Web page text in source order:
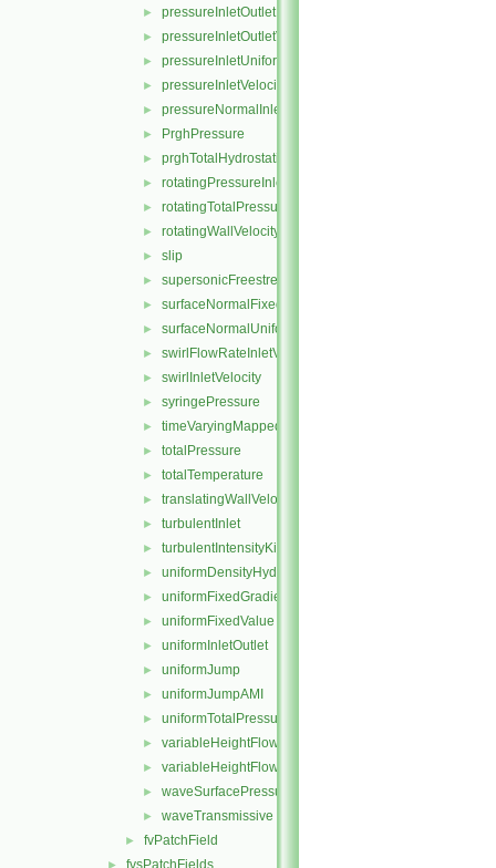
► pressureInletOutletParSlipVelocity
► pressureInletOutletVelocity
► pressureInletUniformVelocity
► pressureInletVelocity
► pressureNormalInletOutletVelocity
► PrghPressure
► prghTotalHydrostaticPressure
► rotatingPressureInletOutletVelocity
► rotatingTotalPressure
► rotatingWallVelocity
► slip
► supersonicFreestream
► surfaceNormalFixedValue
► surfaceNormalUniformFixedValue
► swirlFlowRateInletVelocity
► swirlInletVelocity
► syringePressure
► timeVaryingMappedFixedValue
► totalPressure
► totalTemperature
► translatingWallVelocity
► turbulentInlet
► turbulentIntensityKineticEnergyInlet
► uniformDensityHydrostaticPressure
► uniformFixedGradient
► uniformFixedValue
► uniformInletOutlet
► uniformJump
► uniformJumpAMI
► uniformTotalPressure
► variableHeightFlowRate
► variableHeightFlowRateInletVelocity
► waveSurfacePressure
► waveTransmissive
► fvPatchField
fvsPatchFields